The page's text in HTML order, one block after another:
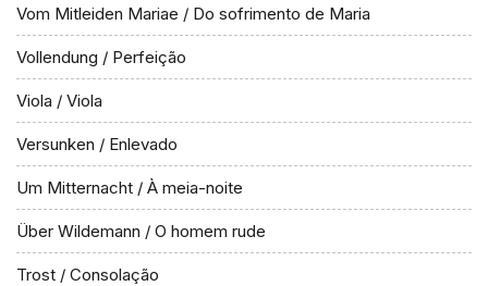
Vom Mitleiden Mariae / Do sofrimento de Maria
Vollendung / Perfeição
Viola / Viola
Versunken / Enlevado
Um Mitternacht / À meia-noite
Über Wildemann / O homem rude
Trost / Consolação